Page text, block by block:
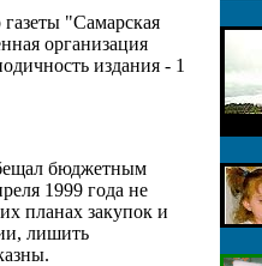
"Самарская
организация
издания - 1
бюджетным
1999 года не
планах закупок и
лишить